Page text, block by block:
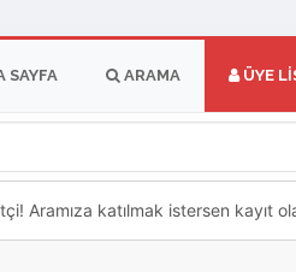
SAYFA ARAMA ÜYE
Aramıza katılmak istersen kayıt